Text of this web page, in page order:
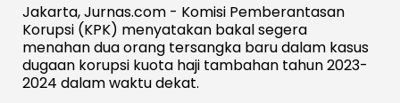
Jakarta, Jurnas.com - Komisi Pemberantasan
Korupsi (KPK) menyatakan bakal segera
menahan dua orang tersangka baru dalam kasus
dugaan korupsi kuota haji tambahan tahun 2023-
2024 dalam waktu dekat.